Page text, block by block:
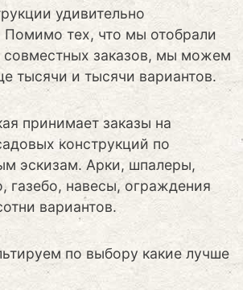
удивительно
Помимо тех, что мы отобрали
заказов, мы можем
тысячи и тысячи вариантов.
принимает заказы на
конструкций по
эскизам. Арки, шпалеры,
газебо, навесы, ограждения
вариантов.
по выбору какие лучше